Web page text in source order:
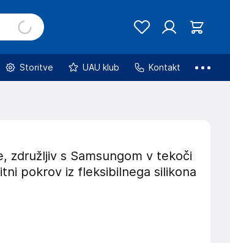
Storitve UAU klub Kontakt
združljiv s Samsungom v tekoči
pokrov iz fleksibilnega silikona